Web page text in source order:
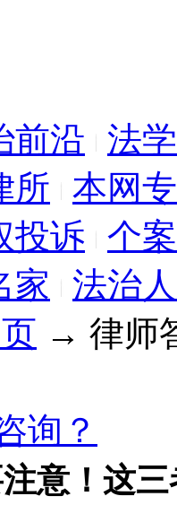
前沿
法
所
本网
投诉
个
家
法治
→ 律师
询？
意！这